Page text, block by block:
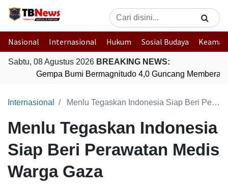
Nasional Internasional Hukum Sosial Budaya
Sabtu, 08 Agustus 2026 BREAKING NEWS:
Gempa Bumi Bermagnitudo 4,0 Guncang
Internasional Menlu Tegaskan Indonesia Siap Beri Perawatan Medis Warga Gaza
Menlu Tegaskan Indonesia
Siap Beri Perawatan Medis
Warga Gaza